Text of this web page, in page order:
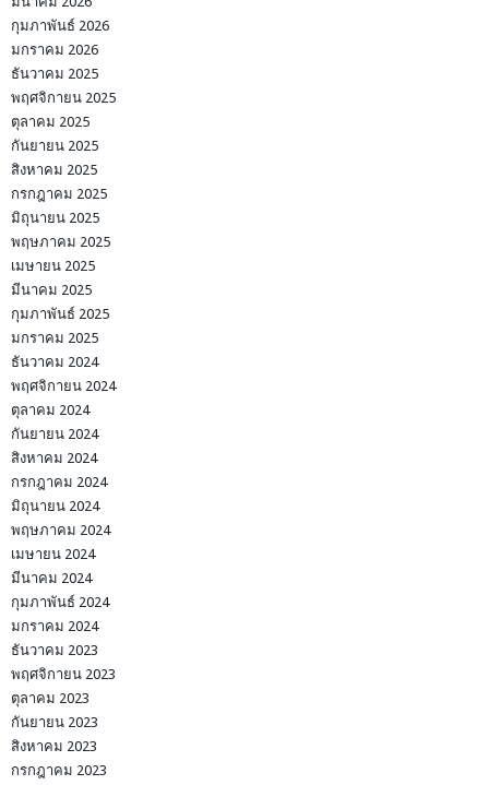
กุมภาพันธ์ 2026
มกราคม 2026
ธันวาคม 2025
พฤศจิกายน 2025
ตุลาคม 2025
กันยายน 2025
สิงหาคม 2025
กรกฎาคม 2025
มิถุนายน 2025
พฤษภาคม 2025
เมษายน 2025
มีนาคม 2025
กุมภาพันธ์ 2025
มกราคม 2025
ธันวาคม 2024
พฤศจิกายน 2024
ตุลาคม 2024
กันยายน 2024
สิงหาคม 2024
กรกฎาคม 2024
มิถุนายน 2024
พฤษภาคม 2024
เมษายน 2024
มีนาคม 2024
กุมภาพันธ์ 2024
มกราคม 2024
ธันวาคม 2023
พฤศจิกายน 2023
ตุลาคม 2023
กันยายน 2023
สิงหาคม 2023
กรกฎาคม 2023